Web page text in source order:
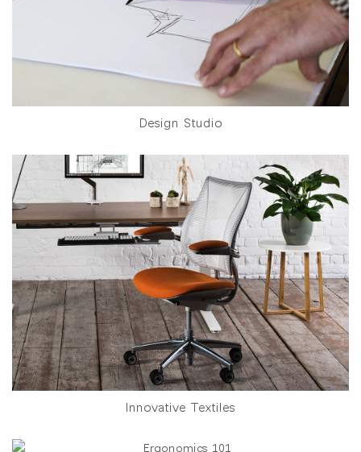
Design Studio
Innovative Textiles